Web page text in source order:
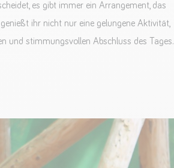
es gibt immer ein Arrangement, das
ihr nicht nur eine gelungene Aktivität,
und stimmungsvollen Abschluss des Tages.